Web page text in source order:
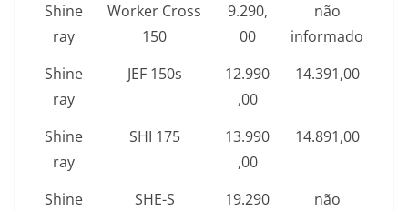
Shine
ray
Worker Cross
150
9.290,
00
não
informado
Shine
ray
JEF 150s
12.990
,00
14.391,00
Shine
ray
SHI 175
13.990
,00
14.891,00
Shine
SHE-S
19.290
não